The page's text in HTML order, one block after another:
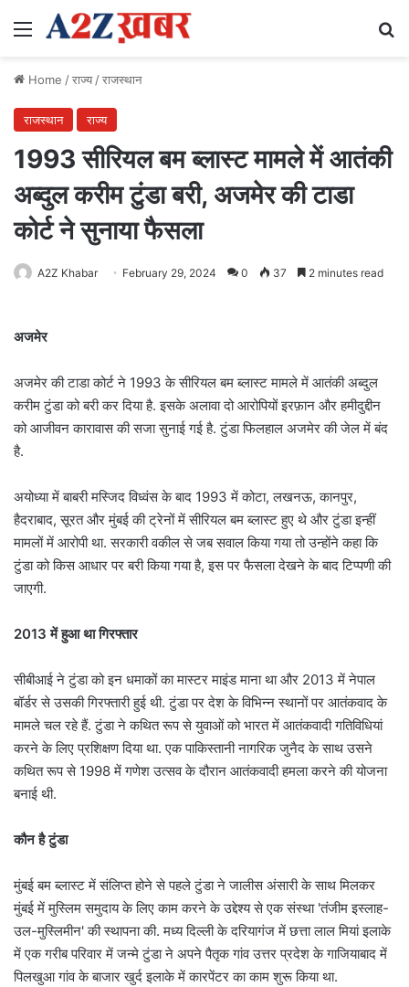
Menu
Home /राज्य/राजस्थान
राजस्थान राज्य
1993 सीरियल बम ब्लास्ट मामले में आतंकी
अब्दुल करीम टुंडा बरी, अजमेर की टाडा
कोर्ट ने सुनाया फैसला
A2Z Khabar February 29, 2024 0 37 2 minutes read
अजमेर
अजमेर की टाडा कोर्ट ने 1993 के सीरियल बम ब्लास्ट मामले में आतंकी अब्दुल
करीम टुंडा को बरी कर दिया है. इसके अलावा दो आरोपियों इरफ़ान और हमीदुद्दीन
को आजीवन कारावास की सजा सुनाई गई है. टुंडा फिलहाल अजमेर की जेल में बंद
है.
अयोध्या में बाबरी मस्जिद विध्वंस के बाद 1993 में कोटा, लखनऊ, कानपुर,
हैदराबाद, सूरत और मुंबई की ट्रेनों में सीरियल बम ब्लास्ट हुए थे और टुंडा इन्हीं
मामलों में आरोपी था. सरकारी वकील से जब सवाल किया गया तो उन्होंने कहा कि
टुंडा को किस आधार पर बरी किया गया है, इस पर फैसला देखने के बाद टिप्पणी की
जाएगी.
2013 में हुआ था गिरफ्तार
सीबीआई ने टुंडा को इन धमाकों का मास्टर माइंड माना था और 2013 में नेपाल
बॉर्डर से उसकी गिरफ्तारी हुई थी. टुंडा पर देश के विभिन्न स्थानों पर आतंकवाद के
मामले चल रहे हैं. टुंडा ने कथित रूप से युवाओं को भारत में आतंकवादी गतिविधियां
करने के लिए प्रशिक्षण दिया था. एक पाकिस्तानी नागरिक जुनैद के साथ उसने
कथित रूप से 1998 में गणेश उत्सव के दौरान आतंकवादी हमला करने की योजना
बनाई थी.
कौन है टुंडा
मुंबई बम ब्लास्ट में संलिप्त होने से पहले टुंडा ने जालीस अंसारी के साथ मिलकर
मुंबई में मुस्लिम समुदाय के लिए काम करने के उद्देश्य से एक संस्था 'तंजीम इस्लाह-
उल-मुस्लिमीन' की स्थापना की. मध्य दिल्ली के दरियागंज में छत्ता लाल मियां इलाके
में एक गरीब परिवार में जन्मे टुंडा ने अपने पैतृक गांव उत्तर प्रदेश के गाजियाबाद में
पिलखुआ गांव के बाजार खुर्द इलाके में कारपेंटर का काम शुरू किया था.